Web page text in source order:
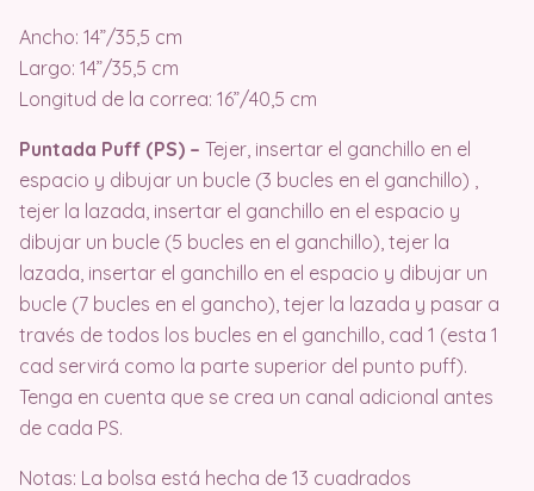
Ancho: 14”/35,5 cm
Largo: 14”/35,5 cm
Longitud de la correa: 16”/40,5 cm
Puntada Puff (PS) – Tejer, insertar el ganchillo en el
espacio y dibujar un bucle (3 bucles en el ganchillo) ,
tejer la lazada, insertar el ganchillo en el espacio y
dibujar un bucle (5 bucles en el ganchillo), tejer la
lazada, insertar el ganchillo en el espacio y dibujar un
bucle (7 bucles en el gancho), tejer la lazada y pasar a
través de todos los bucles en el ganchillo, cad 1 (esta 1
cad servirá como la parte superior del punto puff).
Tenga en cuenta que se crea un canal adicional antes
de cada PS.
Notas: La bolsa está hecha de 13 cuadrados